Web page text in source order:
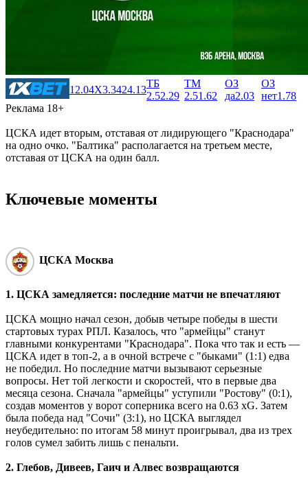
1 2.04X3.3424.13
ТБ
2.52.29
ТМ
2.51.62
ОЗ
да2.03
ОЗ
нет1.78
Реклама 18+
ЦСКА идет вторым, отставая от лидирующего "Краснодара"
на одно очко. "Балтика" располагается на третьем месте,
отставая от ЦСКА на один балл.
Ключевые моменты
ЦСКА Москва
1. ЦСКА замедляется: последние матчи не впечатляют
ЦСКА мощно начал сезон, добыв четыре победы в шести
стартовых турах РПЛ. Казалось, что "армейцы" станут
главными конкурентами "Краснодара". Пока что так и есть ―
ЦСКА идет в топ-2, а в очной встрече с "быками" (1:1) едва
не победил. Но последние матчи вызывают серьезные
вопросы. Нет той легкости и скоростей, что в первые два
месяца сезона. Сначала "армейцы" уступили "Ростову" (0:1),
создав моментов у ворот соперника всего на 0.63 xG. Затем
была победа над "Сочи" (3:1), но ЦСКА выглядел
неубедительно: по итогам 58 минут проигрывал, два из трех
голов сумел забить лишь с пенальти.
2. Глебов, Дивеев, Гаич и Алвес возвращаются